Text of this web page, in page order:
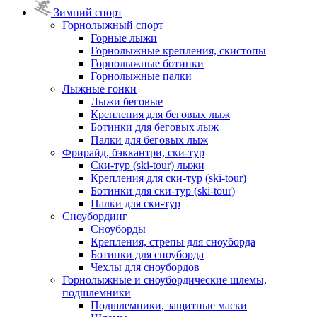
Зимний спорт
Горнолыжный спорт
Горные лыжи
Горнолыжные крепления, скистопы
Горнолыжные ботинки
Горнолыжные палки
Лыжные гонки
Лыжи беговые
Крепления для беговых лыж
Ботинки для беговых лыж
Палки для беговых лыж
Фрирайд, бэккантри, ски-тур
Ски-тур (ski-tour) лыжи
Крепления для ски-тур (ski-tour)
Ботинки для ски-тур (ski-tour)
Палки для ски-тур
Сноубординг
Сноуборды
Крепления, стрепы для сноуборда
Ботинки для сноуборда
Чехлы для сноубордов
Горнолыжные и сноубордические шлемы,
подшлемники
Подшлемники, защитные маски